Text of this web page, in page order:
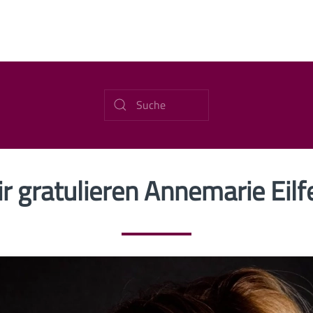
gratulieren Annemarie